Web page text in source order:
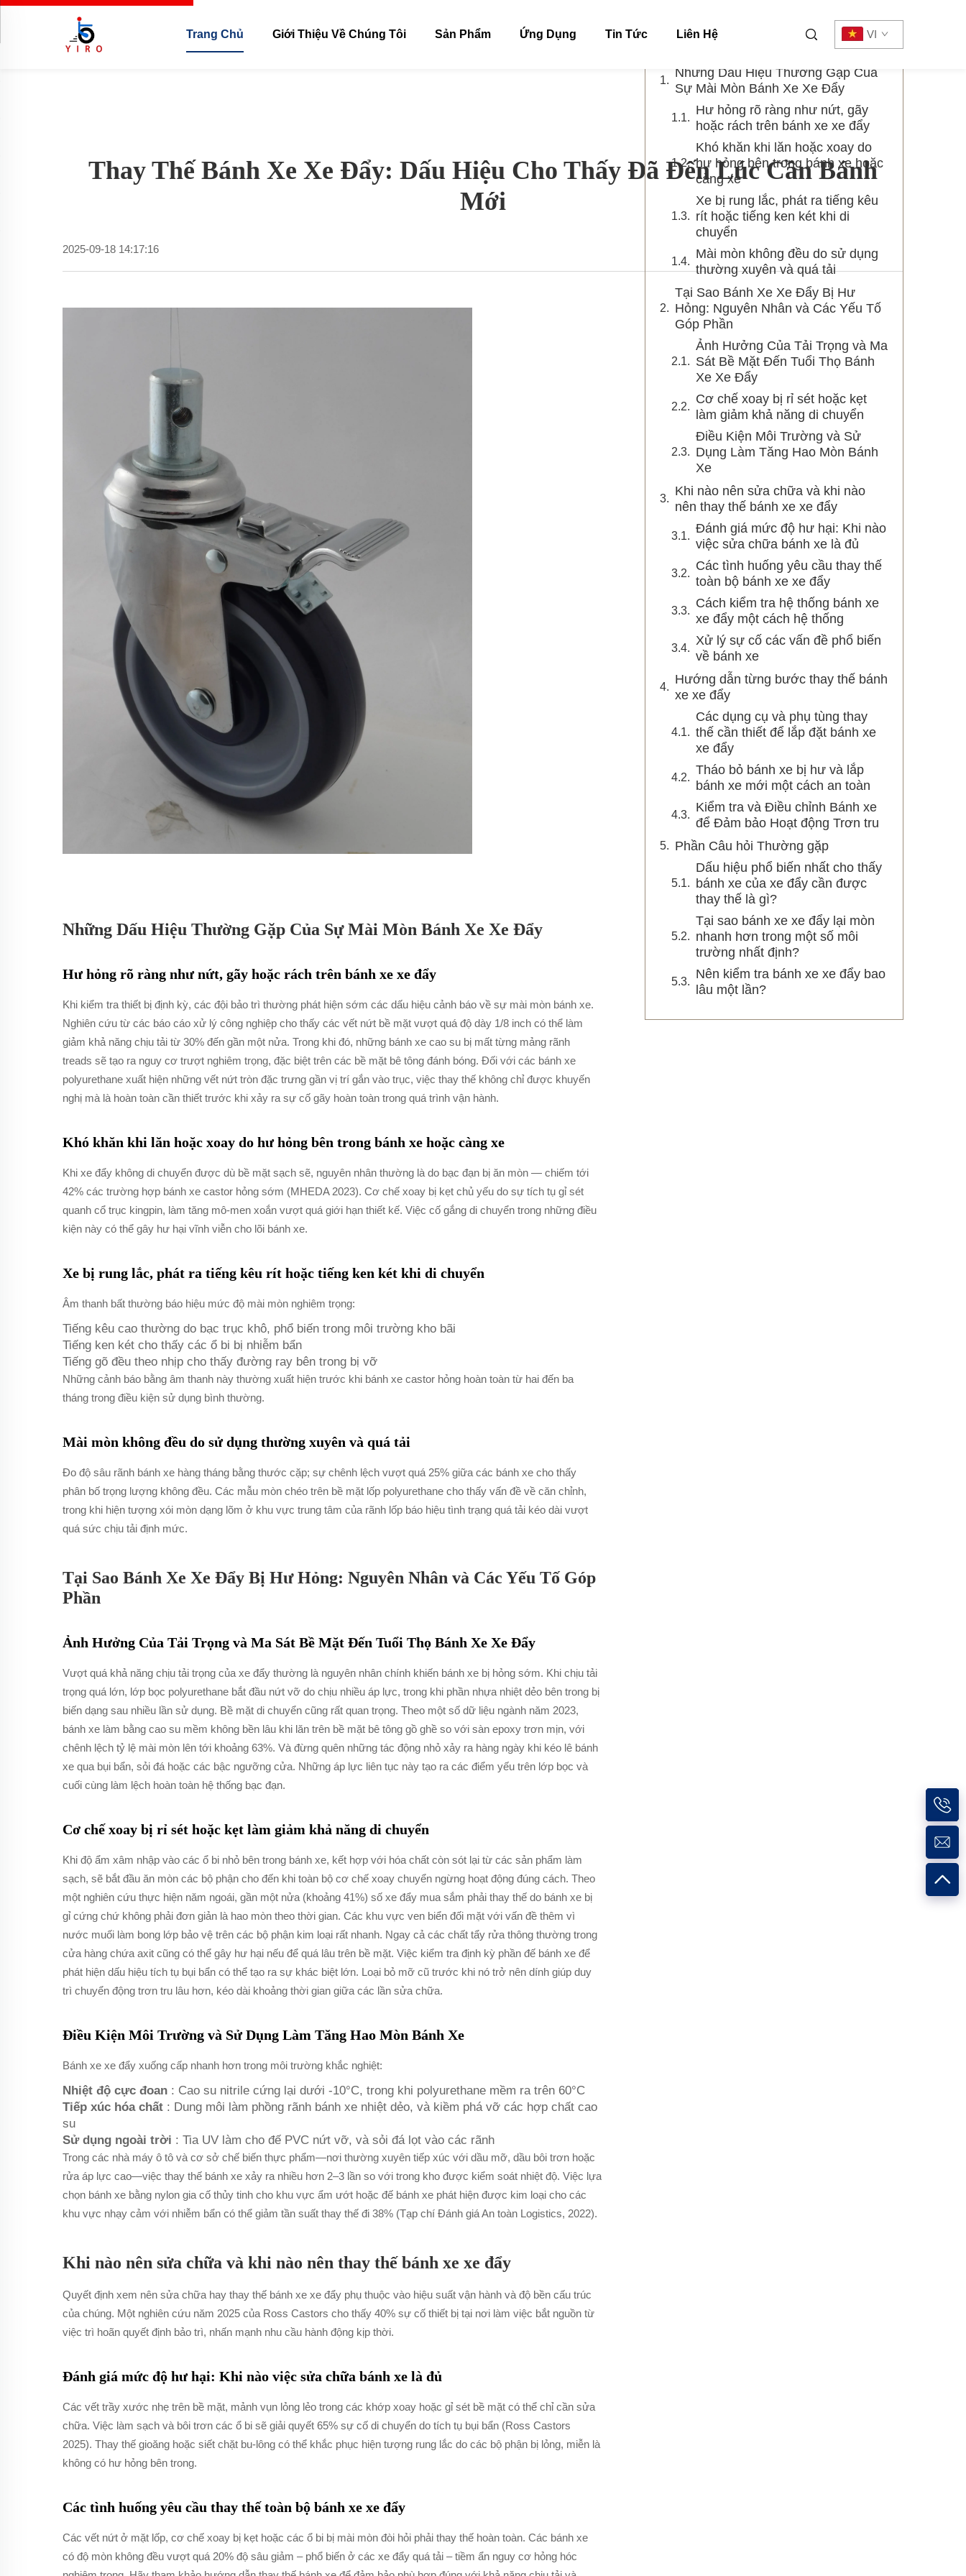
Trang Chủ Giới Thiệu Về Chúng Tôi Sản Phẩm Ứng Dụng Tin Tức Liên Hệ VI
Thay Thế Bánh Xe Xe Đẩy: Dấu Hiệu Cho Thấy Đã Đến Lúc Cần Bánh
Mới
2025-09-18 14:17:16
Những Dấu Hiệu Thường Gặp Của Sự Mài Mòn Bánh Xe Xe Đẩy
Hư hỏng rõ ràng như nứt, gãy hoặc rách trên bánh xe xe đẩy
Khi kiểm tra thiết bị định kỳ, các đội bảo trì thường phát hiện sớm các dấu hiệu cảnh báo về sự mài mòn bánh xe.
Nghiên cứu từ các báo cáo xử lý công nghiệp cho thấy các vết nứt bề mặt vượt quá độ dày 1/8 inch có thể làm
giảm khả năng chịu tải từ 30% đến gần một nửa. Trong khi đó, những bánh xe cao su bị mất từng mảng rãnh
treads sẽ tạo ra nguy cơ trượt nghiêm trọng, đặc biệt trên các bề mặt bê tông đánh bóng. Đối với các bánh xe
polyurethane xuất hiện những vết nứt tròn đặc trưng gần vị trí gắn vào trục, việc thay thế không chỉ được khuyến
nghị mà là hoàn toàn cần thiết trước khi xảy ra sự cố gãy hoàn toàn trong quá trình vận hành.
Khó khăn khi lăn hoặc xoay do hư hỏng bên trong bánh xe hoặc càng xe
Khi xe đẩy không di chuyển được dù bề mặt sạch sẽ, nguyên nhân thường là do bạc đạn bị ăn mòn — chiếm tới
42% các trường hợp bánh xe castor hỏng sớm (MHEDA 2023). Cơ chế xoay bị kẹt chủ yếu do sự tích tụ gỉ sét
quanh cổ trục kingpin, làm tăng mô-men xoắn vượt quá giới hạn thiết kế. Việc cố gắng di chuyển trong những điều
kiện này có thể gây hư hại vĩnh viễn cho lõi bánh xe.
Xe bị rung lắc, phát ra tiếng kêu rít hoặc tiếng ken két khi di chuyển
Âm thanh bất thường báo hiệu mức độ mài mòn nghiêm trọng:
Tiếng kêu cao thường do bạc trục khô, phổ biến trong môi trường kho bãi
Tiếng ken két cho thấy các ổ bi bị nhiễm bẩn
Tiếng gõ đều theo nhịp cho thấy đường ray bên trong bị vỡ
Những cảnh báo bằng âm thanh này thường xuất hiện trước khi bánh xe castor hỏng hoàn toàn từ hai đến ba
tháng trong điều kiện sử dụng bình thường.
Mài mòn không đều do sử dụng thường xuyên và quá tải
Đo độ sâu rãnh bánh xe hàng tháng bằng thước cặp; sự chênh lệch vượt quá 25% giữa các bánh xe cho thấy
phân bố trọng lượng không đều. Các mẫu mòn chéo trên bề mặt lốp polyurethane cho thấy vấn đề về căn chỉnh,
trong khi hiện tượng xói mòn dạng lõm ở khu vực trung tâm của rãnh lốp báo hiệu tình trạng quá tải kéo dài vượt
quá sức chịu tải định mức.
Tại Sao Bánh Xe Xe Đẩy Bị Hư Hỏng: Nguyên Nhân và Các Yếu Tố Góp
Phần
Ảnh Hưởng Của Tải Trọng và Ma Sát Bề Mặt Đến Tuổi Thọ Bánh Xe Xe Đẩy
Vượt quá khả năng chịu tải trọng của xe đẩy thường là nguyên nhân chính khiến bánh xe bị hỏng sớm. Khi chịu tải
trọng quá lớn, lớp bọc polyurethane bắt đầu nứt vỡ do chịu nhiều áp lực, trong khi phần nhựa nhiệt dẻo bên trong bị
biến dạng sau nhiều lần sử dụng. Bề mặt di chuyển cũng rất quan trọng. Theo một số dữ liệu ngành năm 2023,
bánh xe làm bằng cao su mềm không bền lâu khi lăn trên bề mặt bê tông gồ ghề so với sàn epoxy trơn mịn, với
chênh lệch tỷ lệ mài mòn lên tới khoảng 63%. Và đừng quên những tác động nhỏ xảy ra hàng ngày khi kéo lê bánh
xe qua bụi bẩn, sỏi đá hoặc các bậc ngưỡng cửa. Những áp lực liên tục này tạo ra các điểm yếu trên lớp bọc và
cuối cùng làm lệch hoàn toàn hệ thống bạc đạn.
Cơ chế xoay bị rỉ sét hoặc kẹt làm giảm khả năng di chuyển
Khi độ ẩm xâm nhập vào các ổ bi nhỏ bên trong bánh xe, kết hợp với hóa chất còn sót lại từ các sản phẩm làm
sạch, sẽ bắt đầu ăn mòn các bộ phận cho đến khi toàn bộ cơ chế xoay chuyển ngừng hoạt động đúng cách. Theo
một nghiên cứu thực hiện năm ngoái, gần một nửa (khoảng 41%) số xe đẩy mua sắm phải thay thế do bánh xe bị
gỉ cứng chứ không phải đơn giản là hao mòn theo thời gian. Các khu vực ven biển đối mặt với vấn đề thêm vì
nước muối làm bong lớp bảo vệ trên các bộ phận kim loại rất nhanh. Ngay cả các chất tẩy rửa thông thường trong
cửa hàng chứa axit cũng có thể gây hư hại nếu để quá lâu trên bề mặt. Việc kiểm tra định kỳ phần đế bánh xe để
phát hiện dấu hiệu tích tụ bụi bẩn có thể tạo ra sự khác biệt lớn. Loại bỏ mỡ cũ trước khi nó trở nên dính giúp duy
trì chuyển động trơn tru lâu hơn, kéo dài khoảng thời gian giữa các lần sửa chữa.
Điều Kiện Môi Trường và Sử Dụng Làm Tăng Hao Mòn Bánh Xe
Bánh xe xe đẩy xuống cấp nhanh hơn trong môi trường khắc nghiệt:
Nhiệt độ cực đoan : Cao su nitrile cứng lại dưới -10°C, trong khi polyurethane mềm ra trên 60°C
Tiếp xúc hóa chất : Dung môi làm phồng rãnh bánh xe nhiệt dẻo, và kiềm phá vỡ các hợp chất cao
su
Sử dụng ngoài trời : Tia UV làm cho đế PVC nứt vỡ, và sỏi đá lọt vào các rãnh
Trong các nhà máy ô tô và cơ sở chế biến thực phẩm—nơi thường xuyên tiếp xúc với dầu mỡ, dầu bôi trơn hoặc
rửa áp lực cao—việc thay thế bánh xe xảy ra nhiều hơn 2–3 lần so với trong kho được kiểm soát nhiệt độ. Việc lựa
chọn bánh xe bằng nylon gia cố thủy tinh cho khu vực ẩm ướt hoặc đế bánh xe phát hiện được kim loại cho các
khu vực nhạy cảm với nhiễm bẩn có thể giảm tần suất thay thế đi 38% (Tạp chí Đánh giá An toàn Logistics, 2022).
Khi nào nên sửa chữa và khi nào nên thay thế bánh xe xe đẩy
Quyết định xem nên sửa chữa hay thay thế bánh xe xe đẩy phụ thuộc vào hiệu suất vận hành và độ bền cấu trúc
của chúng. Một nghiên cứu năm 2025 của Ross Castors cho thấy 40% sự cố thiết bị tại nơi làm việc bắt nguồn từ
việc trì hoãn quyết định bảo trì, nhấn mạnh nhu cầu hành động kịp thời.
Đánh giá mức độ hư hại: Khi nào việc sửa chữa bánh xe là đủ
Các vết trầy xước nhẹ trên bề mặt, mảnh vụn lỏng lẻo trong các khớp xoay hoặc gỉ sét bề mặt có thể chỉ cần sửa
chữa. Việc làm sạch và bôi trơn các ổ bi sẽ giải quyết 65% sự cố di chuyển do tích tụ bụi bẩn (Ross Castors
2025). Thay thế gioăng hoặc siết chặt bu-lông có thể khắc phục hiện tượng rung lắc do các bộ phận bị lỏng, miễn là
không có hư hỏng bên trong.
Các tình huống yêu cầu thay thế toàn bộ bánh xe xe đẩy
Các vết nứt ở mặt lốp, cơ chế xoay bị kẹt hoặc các ổ bi bị mài mòn đòi hỏi phải thay thế hoàn toàn. Các bánh xe
có độ mòn không đều vượt quá 20% độ sâu giảm – phổ biến ở các xe đẩy quá tải – tiềm ẩn nguy cơ hỏng hóc
Mục lục
Những Dấu Hiệu Thường Gặp Của
Sự Mài Mòn Bánh Xe Xe Đẩy
Hư hỏng rõ ràng như nứt, gãy
hoặc rách trên bánh xe xe đẩy
Khó khăn khi lăn hoặc xoay do
hư hỏng bên trong bánh xe hoặc
càng xe
Xe bị rung lắc, phát ra tiếng kêu
rít hoặc tiếng ken két khi di
chuyển
Mài mòn không đều do sử dụng
thường xuyên và quá tải
Tại Sao Bánh Xe Xe Đẩy Bị Hư
Hỏng: Nguyên Nhân và Các Yếu Tố
Góp Phần
Ảnh Hưởng Của Tải Trọng và Ma
Sát Bề Mặt Đến Tuổi Thọ Bánh
Xe Xe Đẩy
Cơ chế xoay bị rỉ sét hoặc kẹt
làm giảm khả năng di chuyển
Điều Kiện Môi Trường và Sử
Dụng Làm Tăng Hao Mòn Bánh
Xe
Khi nào nên sửa chữa và khi nào
nên thay thế bánh xe xe đẩy
Đánh giá mức độ hư hại: Khi nào
việc sửa chữa bánh xe là đủ
Các tình huống yêu cầu thay thế
toàn bộ bánh xe xe đẩy
Cách kiểm tra hệ thống bánh xe
xe đẩy một cách hệ thống
Xử lý sự cố các vấn đề phổ biến
về bánh xe
Hướng dẫn từng bước thay thế bánh
xe xe đẩy
Các dụng cụ và phụ tùng thay
thế cần thiết để lắp đặt bánh xe
xe đẩy
Tháo bỏ bánh xe bị hư và lắp
bánh xe mới một cách an toàn
Kiểm tra và Điều chỉnh Bánh xe
để Đảm bảo Hoạt động Trơn tru
Phần Câu hỏi Thường gặp
Dấu hiệu phổ biến nhất cho thấy
bánh xe của xe đẩy cần được
thay thế là gì?
Tại sao bánh xe xe đẩy lại mòn
nhanh hơn trong một số môi
trường nhất định?
Nên kiểm tra bánh xe xe đẩy bao
lâu một lần?